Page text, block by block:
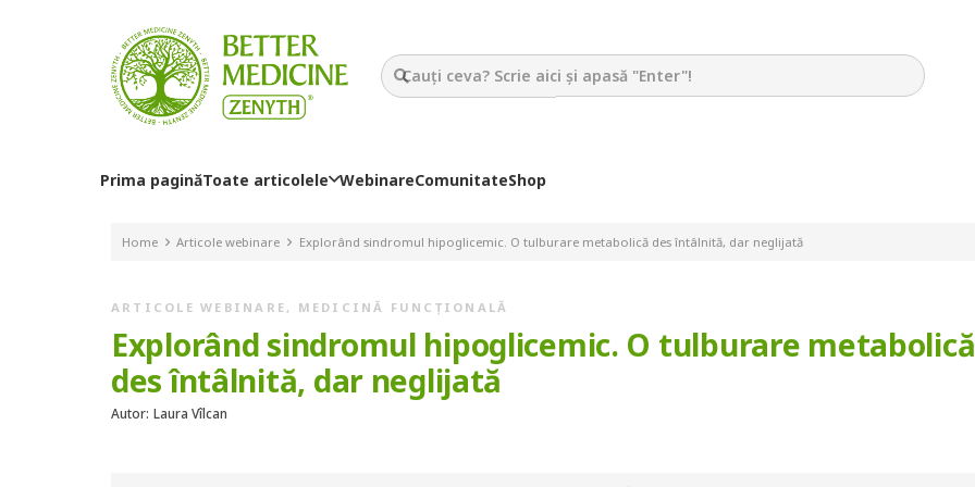
Prima paginăToate articolele WebinareComunitateShop
Home Articole webinare Explorând sindromul hipoglicemic. O tulburare metabolică des întâlnită, dar neglijată
ARTICOLE WEBINARE , MEDICINĂ FUNCȚIONALĂ
Explorând sindromul hipoglicemic. O tulburare metabolică
des întâlnită, dar neglijată
Autor: Laura Vîlcan